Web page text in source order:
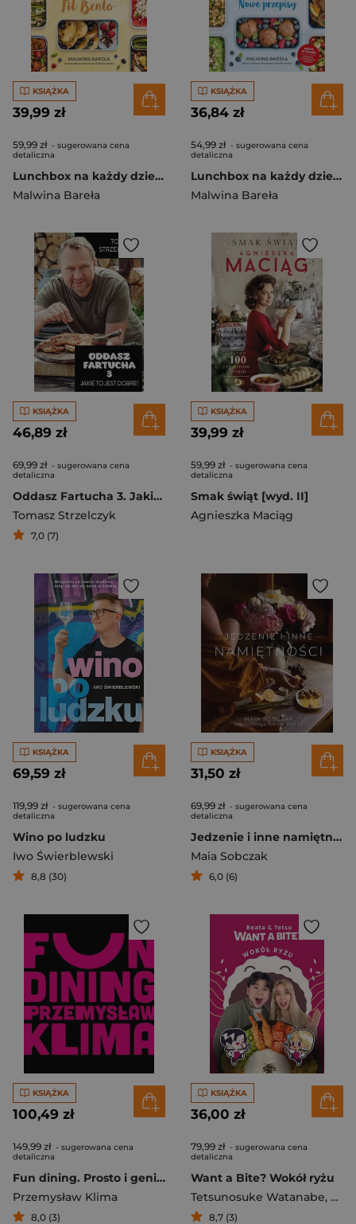
KSIĄŻKA
39,99 zł
59,99 zł - sugerowana cena
detaliczna
Lunchbox na każdy dzień. FIT BENTO [wyd. 2023]
Malwina Bareła
KSIĄŻKA
36,84 zł
54,99 zł - sugerowana cena
detaliczna
Lunchbox na każdy dzień. Nowe przepisy. Wyd. 2022
Malwina Bareła
KSIĄŻKA
46,89 zł
69,99 zł - sugerowana cena
detaliczna
Oddasz Fartucha 3. Jakie to jest dobre!
Tomasz Strzelczyk
7,0 (7)
KSIĄŻKA
39,99 zł
59,99 zł - sugerowana cena
detaliczna
Smak świąt [wyd. II]
Agnieszka Maciąg
KSIĄŻKA
69,59 zł
119,99 zł - sugerowana cena
detaliczna
Wino po ludzku
Iwo Świerblewski
8,8 (30)
KSIĄŻKA
31,50 zł
69,99 zł - sugerowana cena
detaliczna
Jedzenie i inne namiętności
Maia Sobczak
6,0 (6)
KSIĄŻKA
100,49 zł
149,99 zł - sugerowana cena
detaliczna
Fun dining. Prosto i genialnie
Przemysław Klima
8,0 (3)
KSIĄŻKA
36,00 zł
79,99 zł - sugerowana cena
detaliczna
Want a Bite? Wokół ryżu
Tetsunosuke Watanabe,
8,7 (3)